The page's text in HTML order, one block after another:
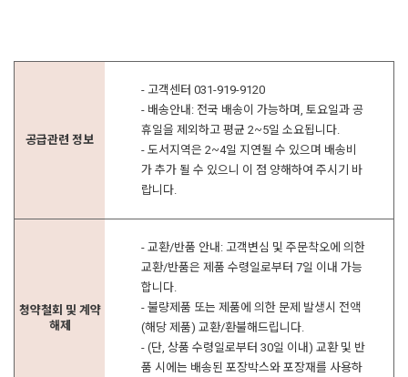
공급관련 정보
- 고객센터 031-919-9120
- 배송안내: 전국 배송이 가능하며, 토요일과 공
휴일을 제외하고 평균 2~5일 소요됩니다.
- 도서지역은 2~4일 지연될 수 있으며 배송비
가 추가 될 수 있으니 이 점 양해하여 주시기 바
랍니다.
청약철회 및 계약
해제
- 교환/반품 안내: 고객변심 및 주문착오에 의한
교환/반품은 제품 수령일로부터 7일 이내 가능
합니다.
- 불량제품 또는 제품에 의한 문제 발생시 전액
(해당 제품) 교환/환불해드립니다.
- (단, 상품 수령일로부터 30일 이내) 교환 및 반
품 시에는 배송된 포장박스와 포장재를 사용하